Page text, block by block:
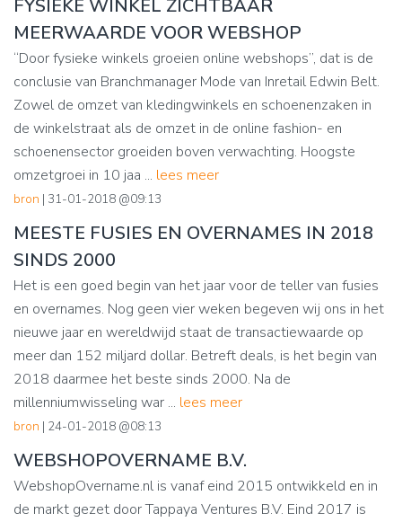
FYSIEKE WINKEL ZICHTBAAR
MEERWAARDE VOOR WEBSHOP
“Door fysieke winkels groeien online webshops”, dat is de
conclusie van Branchmanager Mode van Inretail Edwin Belt.
Zowel de omzet van kledingwinkels en schoenenzaken in
de winkelstraat als de omzet in de online fashion- en
schoenensector groeiden boven verwachting. Hoogste
omzetgroei in 10 jaa ... lees meer
bron | 31-01-2018 @09:13
MEESTE FUSIES EN OVERNAMES IN 2018
SINDS 2000
Het is een goed begin van het jaar voor de teller van fusies
en overnames. Nog geen vier weken begeven wij ons in het
nieuwe jaar en wereldwijd staat de transactiewaarde op
meer dan 152 miljard dollar. Betreft deals, is het begin van
2018 daarmee het beste sinds 2000. Na de
millenniumwisseling war ... lees meer
bron | 24-01-2018 @08:13
WEBSHOPOVERNAME B.V.
WebshopOvername.nl is vanaf eind 2015 ontwikkeld en in
de markt gezet door Tappaya Ventures B.V. Eind 2017 is